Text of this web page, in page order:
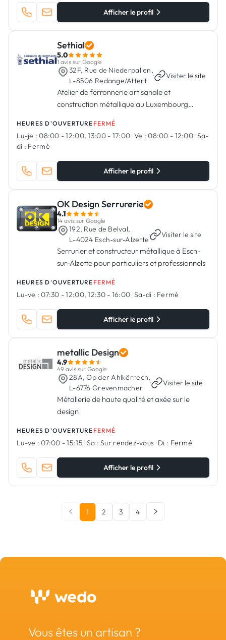
Afficher le profil
Sethial
5.0
1 avis sur Google
32F, Rue de Niederpallen,
L-8506 Redange/Attert
· Visiter le site
Atelier de ferronnerie artisanale et
construction métallique au Luxembourg
HEURES D'OUVERTURE FERMÉ
Lu-je : 08:00 - 12:00, 13:00 - 17:00·Ve : 08:00 - 12:00·Sa-
di : Fermé
Afficher le profil
OK Design Serrurerie
4.1
14 avis sur Google
192, Rue de Belval,
L-4024 Esch-sur-Alzette
· Visiter le site
Serrurier et constructeur métallique à Esch-
sur-Alzette pour particuliers et professionnels
HEURES D'OUVERTURE FERMÉ
Lu-ve : 07:30 - 12:00, 12:30 - 16:00·Sa-di : Fermé
Afficher le profil
metallic Design
4.9
49 avis sur Google
28A, Op der Ahlkërrech,
L-6776 Grevenmacher
· Visiter le site
Métallerie de haute qualité et axée sur le
design
HEURES D'OUVERTURE FERMÉ
Lu-ve : 07:00 - 15:15·Sa : Sur rendez-vous ·Di : Fermé
Afficher le profil
1 2 3 4
Vous êtes un artisan ?